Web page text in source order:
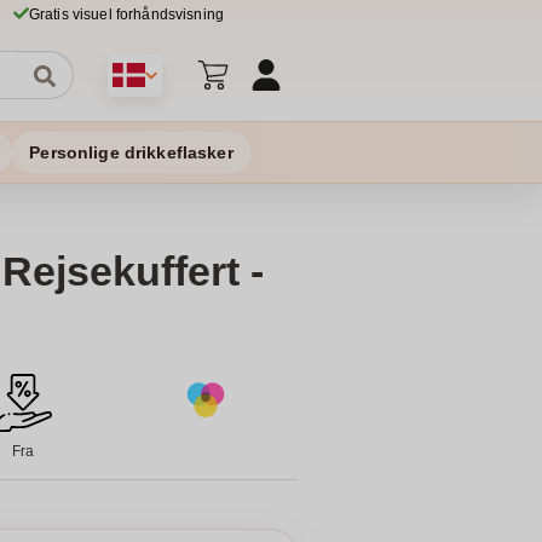
Gratis visuel forhåndsvisning
Personlige drikkeflasker
-
Fra